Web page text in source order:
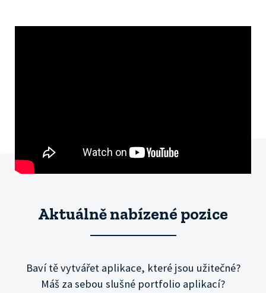
Aktuálně nabízené pozice
Baví tě vytvářet aplikace, které jsou užitečné?
Máš za sebou slušné portfolio aplikací?